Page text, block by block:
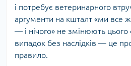
і потребує ветеринарного
аргументи на кшталт «ми все
— і нічого» не змінюють
випадок без наслідків — це
правило.